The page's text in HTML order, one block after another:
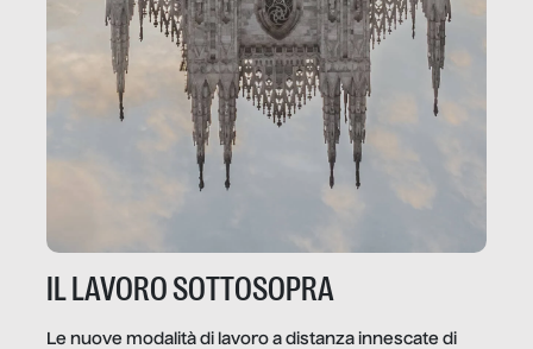
IL LAVORO SOTTOSOPRA
Le nuove modalità di lavoro a distanza innescate di